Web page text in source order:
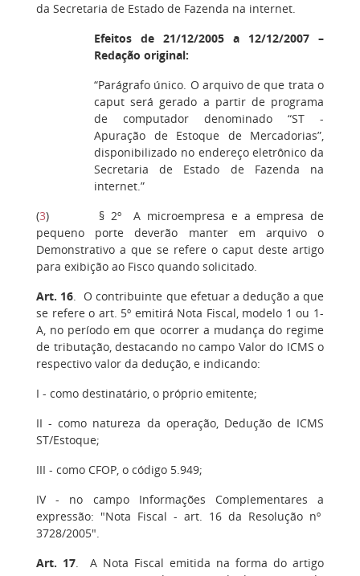
da Secretaria de Estado de Fazenda na internet.
Efeitos de 21/12/2005 a 12/12/2007 –
Redação original:
“Parágrafo único. O arquivo de que trata o
caput será gerado a partir de programa
de computador denominado “ST -
Apuração de Estoque de Mercadorias”,
disponibilizado no endereço eletrônico da
Secretaria de Estado de Fazenda na
internet.”
(3) § 2º A microempresa e a empresa de
pequeno porte deverão manter em arquivo o
Demonstrativo a que se refere o caput deste artigo
para exibição ao Fisco quando solicitado.
Art. 16. O contribuinte que efetuar a dedução a que
se refere o art. 5º emitirá Nota Fiscal, modelo 1 ou 1-
A, no período em que ocorrer a mudança do regime
de tributação, destacando no campo Valor do ICMS o
respectivo valor da dedução, e indicando:
I - como destinatário, o próprio emitente;
II - como natureza da operação, Dedução de ICMS
ST/Estoque;
III - como CFOP, o código 5.949;
IV - no campo Informações Complementares a
expressão: "Nota Fiscal - art. 16 da Resolução nº
3728/2005".
Art. 17. A Nota Fiscal emitida na forma do artigo